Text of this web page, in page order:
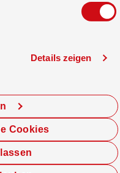
Details zeigen
Cookies
– und